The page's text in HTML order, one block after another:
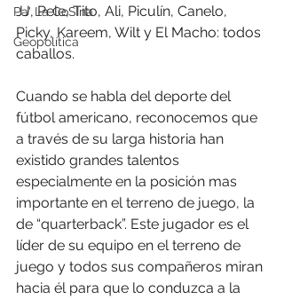
Pa' La CoSIna
Geopolítica
JJ, Pele, Tito, Ali, Piculín, Canelo,
Picky, Kareem, Wilt y El Macho: todos
caballos.
Cuando se habla del deporte del
fútbol americano, reconocemos que
a través de su larga historia han
existido grandes talentos
especialmente en la posición mas
importante en el terreno de juego, la
de “quarterback”. Este jugador es el
líder de su equipo en el terreno de
juego y todos sus compañeros miran
hacia él para que lo conduzca a la